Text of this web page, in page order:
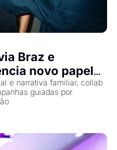
Braz e
novo papel
no varejo
e narrativa familiar, collab
guiadas por